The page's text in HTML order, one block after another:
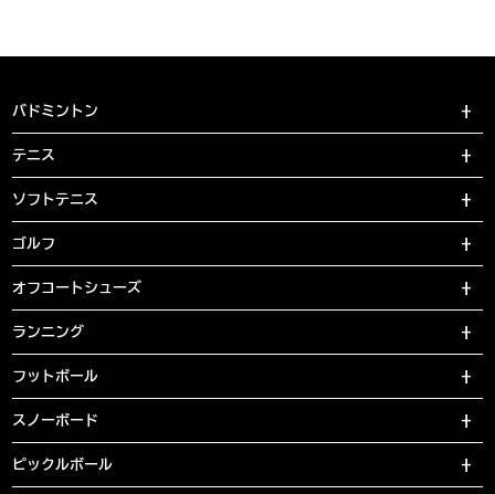
バドミントン
テニス
ソフトテニス
ゴルフ
オフコートシューズ
ランニング
フットボール
スノーボード
ピックルボール